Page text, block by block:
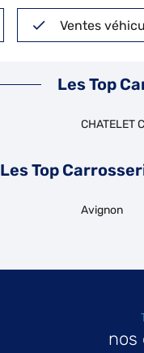
Ventes
Les Top
CHATELET
Les Top
Avignon
nos